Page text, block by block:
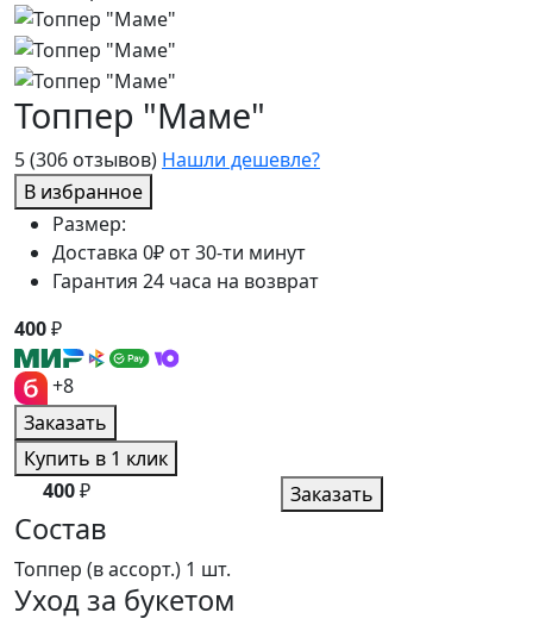
5(306 отзывов) Нашли дешевле?
В избранное
Топпер "Маме"
Размер:
Доставка 0₽ от 30-ти минут
Гарантия 24 часа на возврат
400₽
+8
Заказать
Купить в 1 клик
400₽ Заказать
Состав
Топпер (в ассорт.) 1 шт.
Уход за букетом